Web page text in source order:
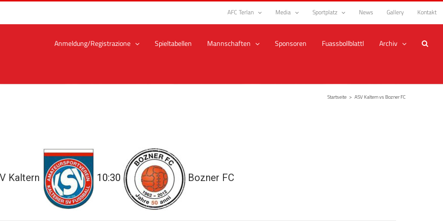
AFC Terlan Media Sportplatz News Gallery Kontakt
Anmeldung/Registrazione Spieltabellen Mannschaften Sponsoren Fuassbollblattl Archiv
Startseite > ASV Kaltern vs Bozner FC
Kaltern 10:30 Bozner FC